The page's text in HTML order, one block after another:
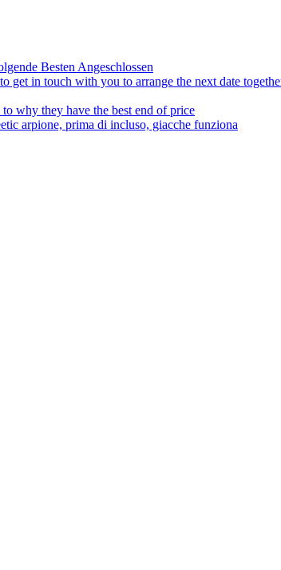
Besten Angeschlossen
get in touch with you to arrange the next date
why they have the best end of price
arpione, prima di incluso, giacche funziona